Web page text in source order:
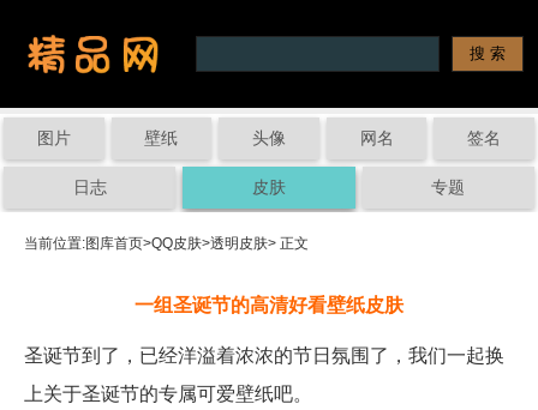
图片 壁纸 头像 网名 签名
日志 皮肤 专题
当前位置:图库首页>QQ皮肤>透明皮肤> 正文
一组圣诞节的高清好看壁纸皮肤
圣诞节到了，已经洋溢着浓浓的节日氛围了，我们一起换
上关于圣诞节的专属可爱壁纸吧。